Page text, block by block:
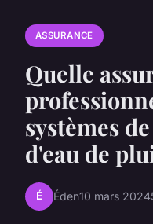
ASSURANCE
Quelle
systèmes
d'eau de
É Éden10 mars 2024